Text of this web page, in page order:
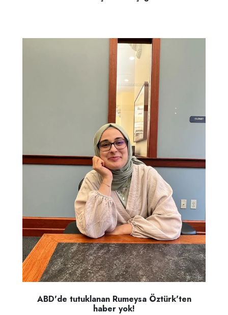
ABD'de tutuklanan Rumeysa Öztürk'ten
haber yok!